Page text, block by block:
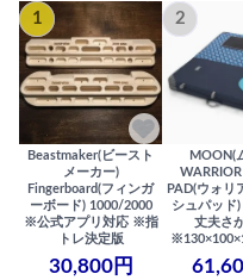
1
Beastmaker(ビースト
メーカー)
Fingerboard(フィンガ
ーボード) 1000/2000
※公式アプリ対応 ※指
トレ決定版
30,800円
2
MOON(
WARRIOR
PAD(ウォリ
シュパッド
丈夫さ